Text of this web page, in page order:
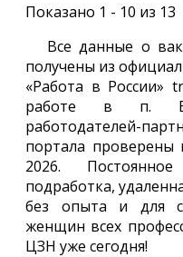
Показано 1 - 10 из 13
Все данные о
получены из
«Работа в России»
работе в п.
работодателей-
портала проверены
2026.
подработка,
без опыта и для
женщин всех
ЦЗН уже сегодня!